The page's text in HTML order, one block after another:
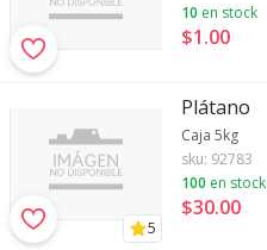
10 en stock
$1.00
5
Plátano
Caja 5kg
sku: 92783
100 en stock
$30.00